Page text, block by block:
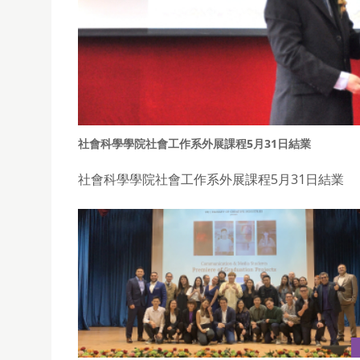
社會科學學院社會工作系外展課程5月31日結業
社會科學學院社會工作系外展課程5月31日結業